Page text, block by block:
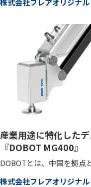
株式会社フレアオリジナル
産業用途に特化した
『DOBOT MG400』
DOBOTとは、中国を拠点
株式会社フレアオリジナル